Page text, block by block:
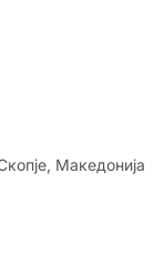
Македонија